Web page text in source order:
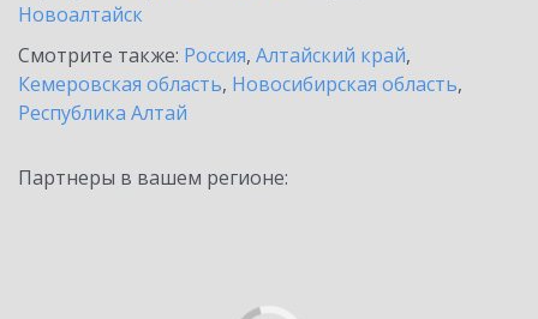
Новоалтайск
Смотрите также: Россия, Алтайский край,
Кемеровская область, Новосибирская область,
Республика Алтай
Партнеры в вашем регионе: